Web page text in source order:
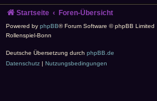
Startseite Foren-Übersicht
Powered by phpBB® Forum Software © phpBB Limited
Rollenspiel-Bonn
Deutsche Übersetzung durch phpBB.de
Datenschutz
Nutzungsbedingungen